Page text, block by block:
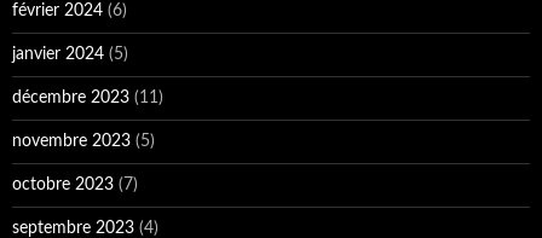
février 2024 (6)
janvier 2024 (5)
décembre 2023 (11)
novembre 2023 (5)
octobre 2023 (7)
septembre 2023 (4)